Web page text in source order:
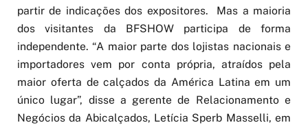
partir de indicações dos expositores. Mas a maioria
dos visitantes da BFSHOW participa de forma
independente. “A maior parte dos lojistas nacionais e
importadores vem por conta própria, atraídos pela
maior oferta de calçados da América Latina em um
único lugar”, disse a gerente de Relacionamento e
Negócios da Abicalçados, Letícia Sperb Masselli, em